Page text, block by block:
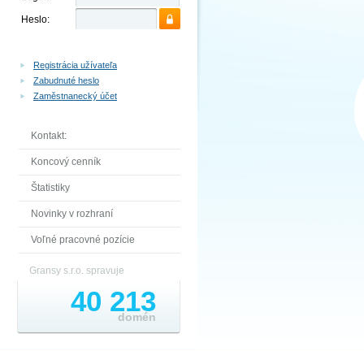
Heslo:
Registrácia užívateľa
Zabudnuté heslo
Zaměstnanecký účet
Kontakt:
Koncový cenník
Štatistiky
Novinky v rozhraní
Voľné pracovné pozície
Gransy s.r.o. spravuje
40 213
domén